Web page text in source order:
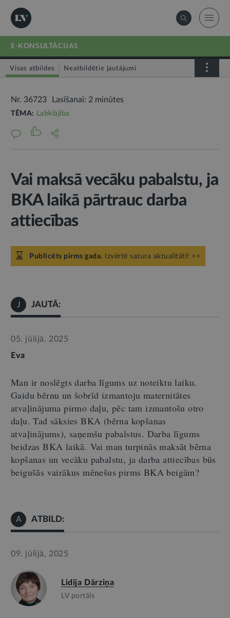
E-KONSULTĀCIJAS
Visas atbildes Neatbildētie jautājumi
Nr. 36723 Lasīšanai: 2 minūtes
TĒMA: Labklājība
Vai maksā vecāku pabalstu, ja
BKA laikā pārtrauc darba
attiecības
Publicēts pirms gada. Izvērtē satura aktualitāti! >>
J JAUTĀ:
05. jūlijā, 2025
Eva
Man ir noslēgts darba līgums uz noteiktu laiku.
Gaidu bērnu un šobrīd izmantoju maternitātes
atvaļinājumapirmo daļu, pēc tam izmantošuotro
daļu.Tad sāksies BKA (bērna kopšanas
atvaļinājums), saņemšu pabalstus. Darba līgums
beidzas BKA laikā. Vai man turpinās maksāt bērna
kopšanas un vecāku pabalstu, ja darba attiecības būs
beigušās vairākus mēnešus pirms BKA beigām?
A ATBILD:
09. jūlijā, 2025
Lidija Dārziņa
LV portāls